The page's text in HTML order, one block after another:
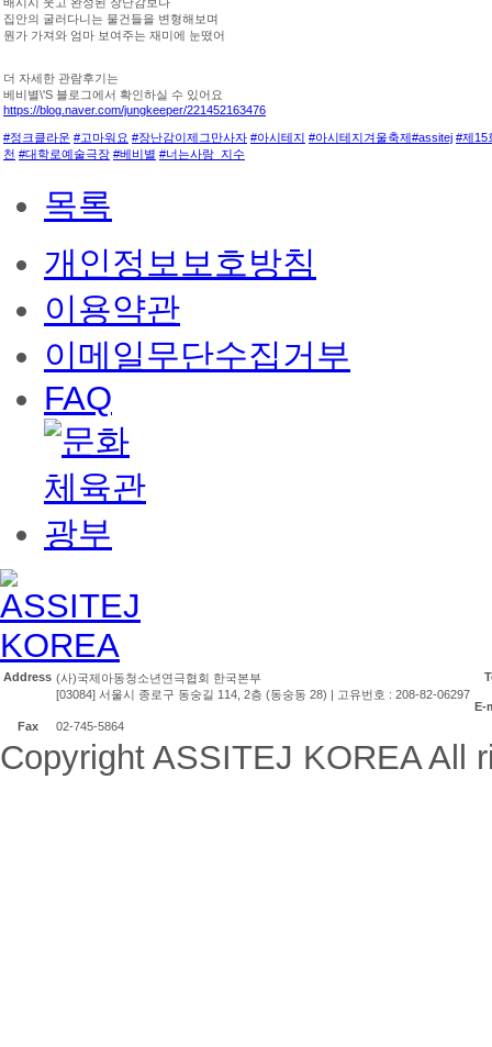
배시시 웃고 완성된 장난감보다
집안의 굴러다니는 물건들을 변형해보며
뭔가 가져와 엄마 보여주는 재미에 눈떴어
더 자세한 관람후기는
베비별\'S 블로그에서 확인하실 수 있어요
https://blog.naver.com/jungkeeper/221452163476
#정크클라운 #고마워요 #장난감이제그만사자 #아시테지 #아시테지겨울축제 #assitej #제15
천 #대학로예술극장 #베비별 #너는사랑_지수
목록
개인정보보호방침
이용약관
이메일무단수집거부
FAQ
Address (사)국제아동청소년연극협회 한국본부
[03084] 서울시 종로구 동숭길 114, 2층 (동숭동 28) | 고유번호 : 208-82-06297
E-
Fax
02-745-5864
Copyright ASSITEJ KOREA All